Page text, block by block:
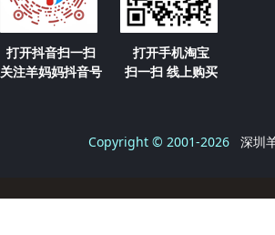
打开抖音扫一扫
关注羊妈妈抖音号
Copyright © 2001-2026 深圳
打开手机淘宝
扫一扫 线上购买